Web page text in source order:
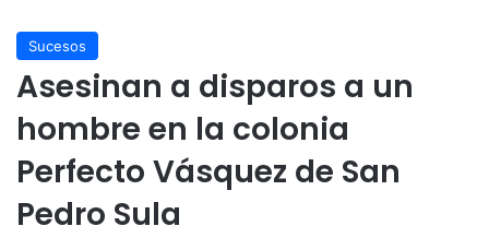
Sucesos
Asesinan a disparos a un
hombre en la colonia
Perfecto Vásquez de San
Pedro Sula